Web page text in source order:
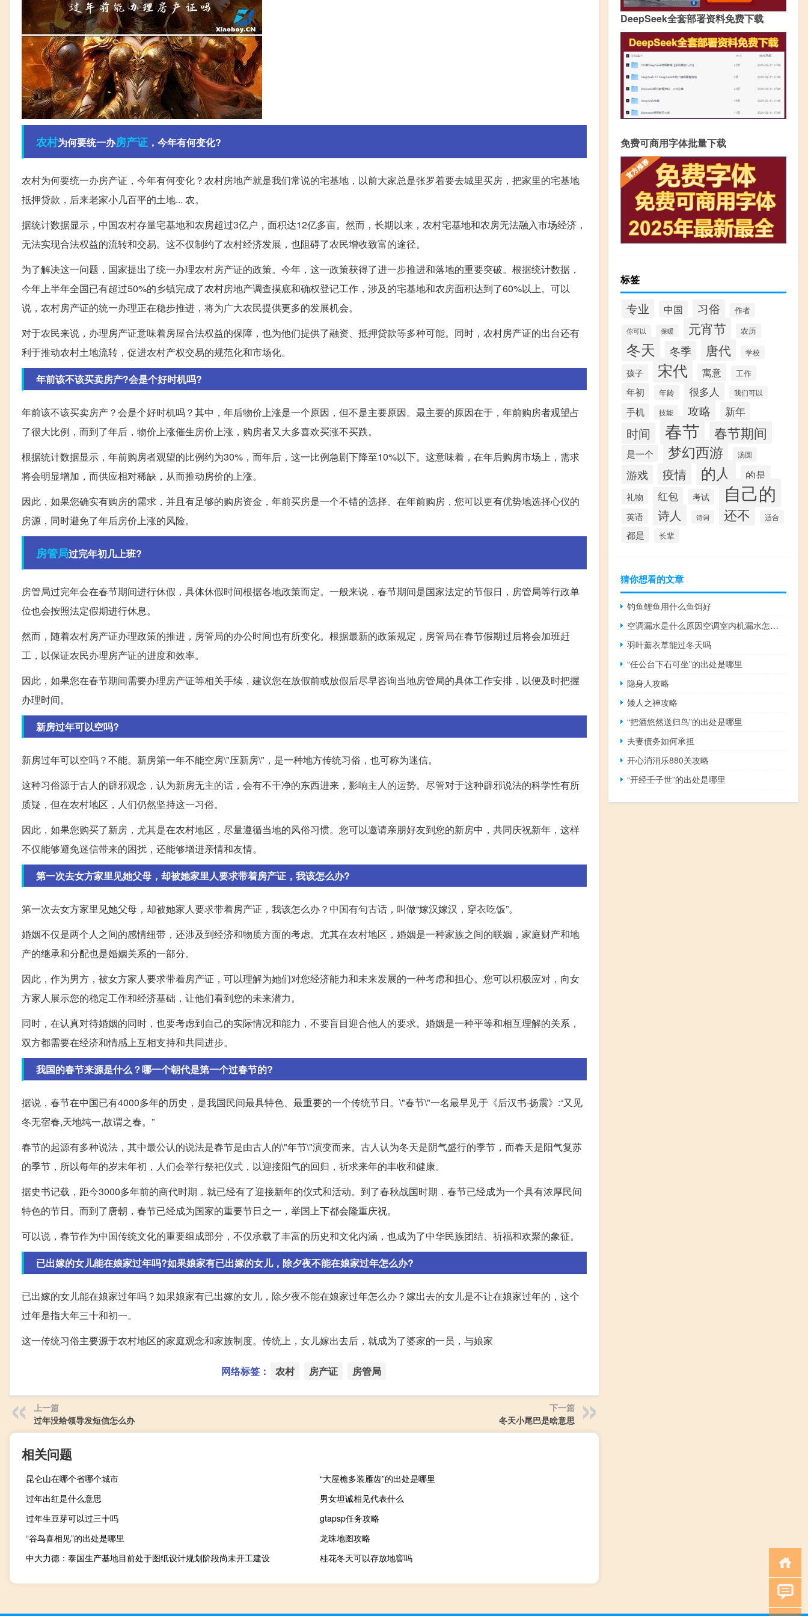
农村为何要统一办房产证 ，今年有何变化?
农村为何要统一办房产证，今年有何变化？农村房地产就是我们常说的宅基地，以前大家总是张罗着要去城里买房，把家里的宅基地
抵押贷款，后来老家小几百平的土地... 农。
据统计数据显示，中国农村存量宅基地和农房超过3亿户，面积达12亿多亩。然而，长期以来，农村宅基地和农房无法融入市场经济，
无法实现合法权益的流转和交易。这不仅制约了农村经济发展，也阻碍了农民增收致富的途径。
为了解决这一问题，国家提出了统一办理农村房产证的政策。今年，这一政策获得了进一步推进和落地的重要突破。根据统计数据，
今年上半年全国已有超过50%的乡镇完成了农村房地产调查摸底和确权登记工作，涉及的宅基地和农房面积达到了60%以上。可以
说，农村房产证的统一办理正在稳步推进，将为广大农民提供更多的发展机会。
对于农民来说，办理房产证意味着房屋合法权益的保障，也为他们提供了融资、抵押贷款等多种可能。同时，农村房产证的出台还有
利于推动农村土地流转，促进农村产权交易的规范化和市场化。
年前该不该买卖房产?会是个好时机吗?
年前该不该买卖房产？会是个好时机吗？其中，年后物价上涨是一个原因，但不是主要原因。最主要的原因在于，年前购房者观望占
了很大比例，而到了年后，物价上涨催生房价上涨，购房者又大多喜欢买涨不买跌。
根据统计数据显示，年前购房者观望的比例约为30%，而年后，这一比例急剧下降至10%以下。这意味着，在年后购房市场上，需求
将会明显增加，而供应相对稀缺，从而推动房价的上涨。
因此，如果您确实有购房的需求，并且有足够的购房资金，年前买房是一个不错的选择。在年前购房，您可以更有优势地选择心仪的
房源，同时避免了年后房价上涨的风险。
房管局过完年初几上班?
房管局过完年会在春节期间进行休假，具体休假时间根据各地政策而定。一般来说，春节期间是国家法定的节假日，房管局等行政单
位也会按照法定假期进行休息。
然而，随着农村房产证办理政策的推进，房管局的办公时间也有所变化。根据最新的政策规定，房管局在春节假期过后将会加班赶
工，以保证农民办理房产证的进度和效率。
因此，如果您在春节期间需要办理房产证等相关手续，建议您在放假前或放假后尽早咨询当地房管局的具体工作安排，以便及时把握
办理时间。
新房过年可以空吗?
新房过年可以空吗？不能。新房第一年不能空房\"压新房\"，是一种地方传统习俗，也可称为迷信。
这种习俗源于古人的辟邪观念，认为新房无主的话，会有不干净的东西进来，影响主人的运势。尽管对于这种辟邪说法的科学性有所
质疑，但在农村地区，人们仍然坚持这一习俗。
因此，如果您购买了新房，尤其是在农村地区，尽量遵循当地的风俗习惯。您可以邀请亲朋好友到您的新房中，共同庆祝新年，这样
不仅能够避免迷信带来的困扰，还能够增进亲情和友情。
第一次去女方家里见她父母，却被她家里人要求带着房产证，我该怎么办?
第一次去女方家里见她父母，却被她家人要求带着房产证，我该怎么办？中国有句古话，叫做“嫁汉嫁汉，穿衣吃饭”。
婚姻不仅是两个人之间的感情纽带，还涉及到经济和物质方面的考虑。尤其在农村地区，婚姻是一种家族之间的联姻，家庭财产和地
产的继承和分配也是婚姻关系的一部分。
因此，作为男方，被女方家人要求带着房产证，可以理解为她们对您经济能力和未来发展的一种考虑和担心。您可以积极应对，向女
方家人展示您的稳定工作和经济基础，让他们看到您的未来潜力。
同时，在认真对待婚姻的同时，也要考虑到自己的实际情况和能力，不要盲目迎合他人的要求。婚姻是一种平等和相互理解的关系，
双方都需要在经济和情感上互相支持和共同进步。
我国的春节来源是什么？哪一个朝代是第一个过春节的?
据说，春节在中国已有4000多年的历史，是我国民间最具特色、最重要的一个传统节日。\"春节\"一名最早见于《后汉书·扬震》:“又见
冬无宿春,天地纯一,故谓之春。”
春节的起源有多种说法，其中最公认的说法是春节是由古人的\"年节\"演变而来。古人认为冬天是阴气盛行的季节，而春天是阳气复苏
的季节，所以每年的岁末年初，人们会举行祭祀仪式，以迎接阳气的回归，祈求来年的丰收和健康。
据史书记载，距今3000多年前的商代时期，就已经有了迎接新年的仪式和活动。到了春秋战国时期，春节已经成为一个具有浓厚民间
特色的节日。而到了唐朝，春节已经成为国家的重要节日之一，举国上下都会隆重庆祝。
可以说，春节作为中国传统文化的重要组成部分，不仅承载了丰富的历史和文化内涵，也成为了中华民族团结、祈福和欢聚的象征。
已出嫁的女儿能在娘家过年吗?如果娘家有已出嫁的女儿，除夕夜不能在娘家过年怎么办?
已出嫁的女儿能在娘家过年吗？如果娘家有已出嫁的女儿，除夕夜不能在娘家过年怎么办？嫁出去的女儿是不让在娘家过年的，这个
过年是指大年三十和初一。
这一传统习俗主要源于农村地区的家庭观念和家族制度。传统上，女儿嫁出去后，就成为了婆家的一员，与娘家
网络标签： 农村 房产证 房管局
上一篇
过年没给领导发短信怎么办
下一篇
冬天小尾巴是啥意思
相关问题
昆仑山在哪个省哪个城市
“大屋檐多装雁齿”的出处是哪里
过年出红是什么意思
男女坦诚相见代表什么
过年生豆芽可以过三十吗
gtapsp任务攻略
“谷鸟喜相见”的出处是哪里
龙珠地图攻略
中大力德：泰国生产基地目前处于图纸设计规划阶段尚未开工建设
桂花冬天可以存放地窖吗
DeepSeek全套部署资料免费下载
免费可商用字体批量下载
标签
专业 中国 习俗 作者
你可以 保暖 元宵节 农历
冬天 冬季 唐代 学校
孩子 宋代 寓意 工作
年初 年龄 很多人 我们可以
手机 技能 攻略 新年
时间 春节 春节期间
是一个 梦幻西游 汤圆
游戏 疫情 的人 的是
礼物 红包 考试 自己的
英语 诗人 诗词 还不 适合
都是 长辈
猜你想看的文章
钓鱼鲤鱼用什么鱼饵好
空调漏水是什么原因空调室内机漏水怎么办不冷（空调漏水是什么原因空调室内机漏水）
羽叶薰衣草能过冬天吗
“任公台下石可坐”的出处是哪里
隐身人攻略
矮人之神攻略
“把酒悠然送归鸟”的出处是哪里
夫妻债务如何承担
开心消消乐880关攻略
“开经壬子世”的出处是哪里